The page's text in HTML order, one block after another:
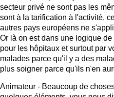
secteur privé ne sont pas les
sont à la tarification à l'activité,
autres pays européens ne
Or là on est dans une logique
pour les hôpitaux et surtout par
malades parce qu'il y a des
plus soigner parce qu'ils n'en
Animateur - Beaucoup de